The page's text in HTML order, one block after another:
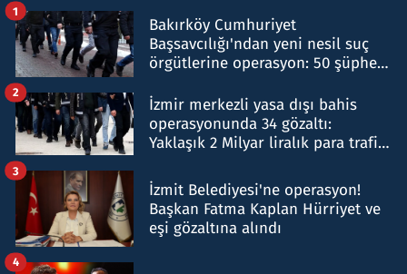
Bakırköy Cumhuriyet
Başsavcılığı'ndan yeni nesil suç
örgütlerine operasyon: 50 şüpheli
1
İzmir merkezli yasa dışı bahis
operasyonunda 34 gözaltı:
Yaklaşık 2 Milyar liralık para trafiği
2
İzmit Belediyesi'ne operasyon!
Başkan Fatma Kaplan Hürriyet ve
eşi gözaltına alındı
3
4